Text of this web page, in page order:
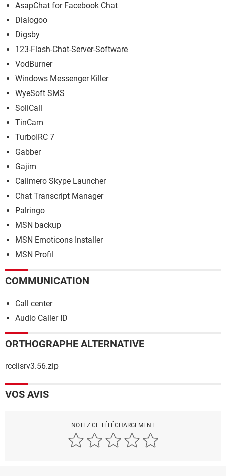
AsapChat for Facebook Chat
Dialogoo
Digsby
123-Flash-Chat-Server-Software
VodBurner
Windows Messenger Killer
WyeSoft SMS
SoliCall
TinCam
TurboIRC 7
Gabber
Gajim
Calimero Skype Launcher
Chat Transcript Manager
Palringo
MSN backup
MSN Emoticons Installer
MSN Profil
COMMUNICATION
Call center
Audio Caller ID
ORTHOGRAPHE ALTERNATIVE
rcclisrv3.56.zip
VOS AVIS
NOTEZ CE TÉLÉCHARGEMENT